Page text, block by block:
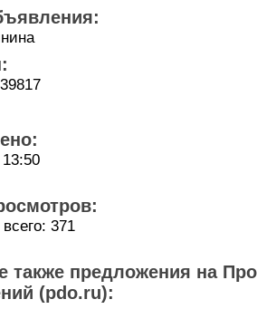
371
также предложения на
(pdo.ru):